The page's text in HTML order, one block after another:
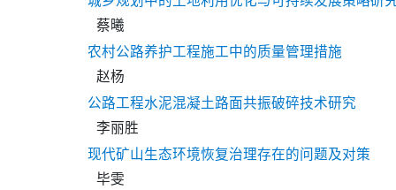
蔡曦
农村公路养护工程施工中的质量管理措施
赵杨
公路工程水泥混凝土路面共振破碎技术研究
李丽胜
现代矿山生态环境恢复治理存在的问题及对策
毕雯